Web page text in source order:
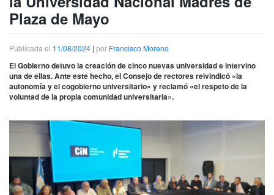
Plaza de Mayo
Publicada el 11/08/2024 | por Francisco Moreno
El Gobierno detuvo la creación de cinco nuevas universidad e intervino
una de ellas. Ante este hecho, el Consejo de rectores reivindicó «la
autonomía y el cogobierno universitario» y reclamó «el respeto de la
voluntad de la propia comunidad universitaria».